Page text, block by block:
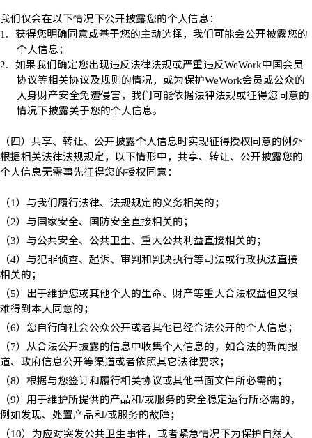
我们仅会在以下情况下公开披露您的个人信息：
1.
获得您明确同意或基于您的主动选择，我们可能会公开披露您的
个人信息；
2. 如果我们确定您出现违反法律法规或严重违反WeWork中国会员
协议等相关协议及规则的情况，或为保护WeWork会员或公众的
人身财产安全免遭侵害，我们可能依据法律法规或征得您同意的
情况下披露关于您的个人信息。
（四）共享、转让、公开披露个人信息时实现征得授权同意的例外
根据相关法律法规规定，以下情形中，共享、转让、公开披露您的
个人信息无需事先征得您的授权同意：
（1）与我们履行法律、法规规定的义务相关的；
（2）与国家安全、国防安全直接相关的；
（3）与公共安全、公共卫生、重大公共利益直接相关的；
（4）与犯罪侦查、起诉、审判和判决执行等司法或行政执法直接
相关的；
（5）出于维护您或其他个人的生命、财产等重大合法权益但又很
难得到本人同意的；
（6）您自行向社会公众公开或者其他已经合法公开的个人信息；
（7）从合法公开披露的信息中收集个人信息的，如合法的新闻报
道、政府信息公开等渠道或者依照其它法律要求；
（8）根据与您签订和履行相关协议或其他书面文件所必需的；
（9）用于维护所提供的产品和/或服务的安全稳定运行所必需的，
例如发现、处置产品和/或服务的故障；
（10）为应对突发公共卫生事件，或者紧急情况下为保护自然人